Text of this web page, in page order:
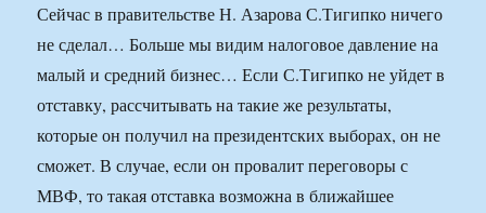
Сейчас в правительстве Н. Азарова С.Тигипко ничего
не сделал… Больше мы видим налоговое давление на
малый и средний бизнес… Если С.Тигипко не уйдет в
отставку, рассчитывать на такие же результаты,
которые он получил на президентских выборах, он не
сможет. В случае, если он провалит переговоры с
МВФ, то такая отставка возможна в ближайшее